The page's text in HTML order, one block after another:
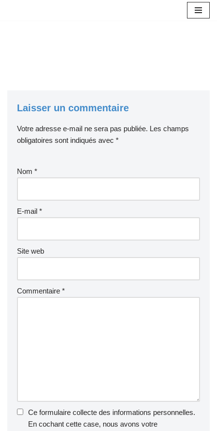
Laisser un commentaire
Votre adresse e-mail ne sera pas publiée. Les champs
obligatoires sont indiqués avec *
Nom *
E-mail *
Site web
Commentaire *
Ce formulaire collecte des informations personnelles.
En cochant cette case, nous avons votre